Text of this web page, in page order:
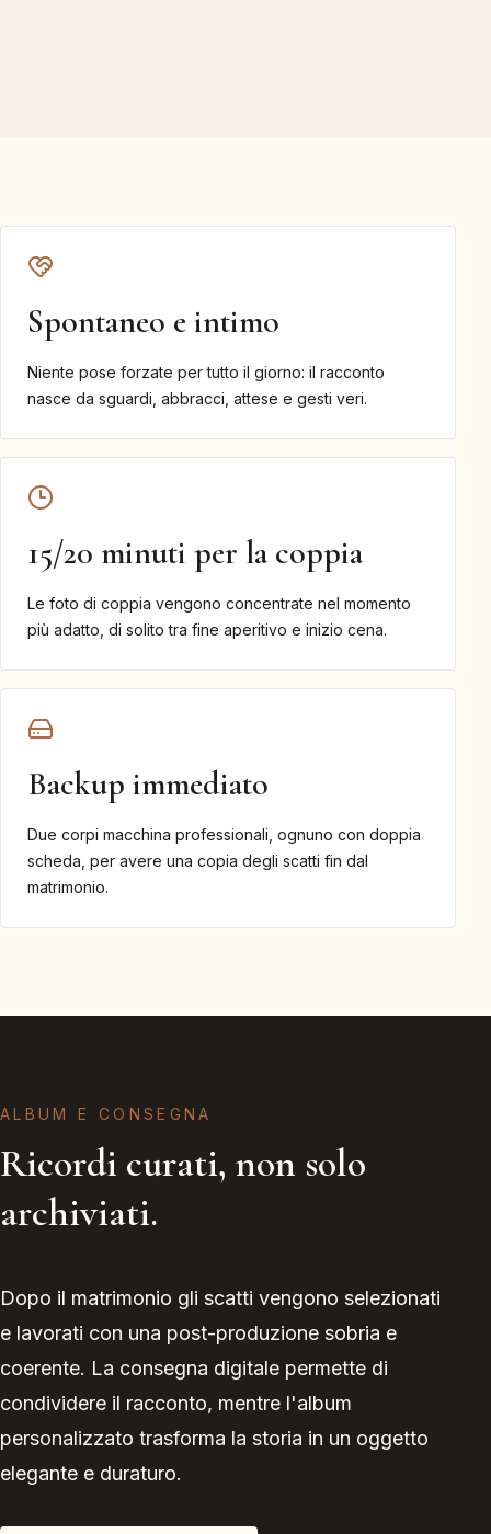
Spontaneo e intimo
Niente pose forzate per tutto il giorno: il racconto
nasce da sguardi, abbracci, attese e gesti veri.
15/20 minuti per la coppia
Le foto di coppia vengono concentrate nel momento
più adatto, di solito tra fine aperitivo e inizio cena.
Backup immediato
Due corpi macchina professionali, ognuno con doppia
scheda, per avere una copia degli scatti fin dal
matrimonio.
ALBUM E CONSEGNA
Ricordi curati, non solo
archiviati.
Dopo il matrimonio gli scatti vengono selezionati
e lavorati con una post-produzione sobria e
coerente. La consegna digitale permette di
condividere il racconto, mentre l'album
personalizzato trasforma la storia in un oggetto
elegante e duraturo.